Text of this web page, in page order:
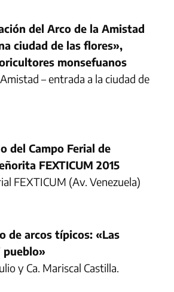
del Arco de la Amistad
ciudad de las flores»,
monsefuanos
– entrada a la ciudad de
del Campo Ferial de
FEXTICUM 2015
FEXTICUM (Av. Venezuela)
de arcos típicos: «Las
pueblo»
y Ca. Mariscal Castilla.